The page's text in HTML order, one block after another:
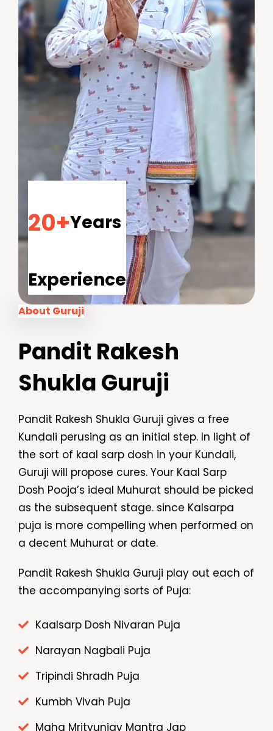
20+Years
Experience
About Guruji
Pandit Rakesh
Shukla Guruji
Pandit Rakesh Shukla Guruji gives a free
Kundali perusing as an initial step. In light of
the sort of kaal sarp dosh in your Kundali,
Guruji will propose cures. Your Kaal Sarp
Dosh Pooja’s ideal Muhurat should be picked
as the subsequent stage. since Kalsarpa
puja is more compelling when performed on
a decent Muhurat or date.
Pandit Rakesh Shukla Guruji play out each of
the accompanying sorts of Puja:
Kaalsarp Dosh Nivaran Puja
Narayan Nagbali Puja
Tripindi Shradh Puja
Kumbh Vivah Puja
Maha Mrityunjay Mantra Jap